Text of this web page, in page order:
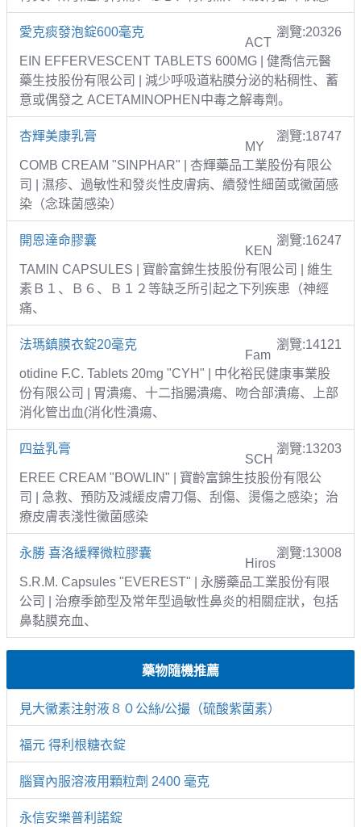
愛克痰發泡錠600毫克 瀏覽:20326
ACT
EIN EFFERVESCENT TABLETS 600MG | 健喬信元醫
藥生技股份有限公司 | 減少呼吸道粘膜分泌的粘稠性、蓄
意或偶發之 ACETAMINOPHEN中毒之解毒劑。
杏輝美康乳膏 瀏覽:18747
MY
COMB CREAM "SINPHAR" | 杏輝藥品工業股份有限公
司 | 濕疹、過敏性和發炎性皮膚病、續發性細菌或黴菌感
染（念珠菌感染）
開恩達命膠囊 瀏覽:16247
KEN
TAMIN CAPSULES | 寶齡富錦生技股份有限公司 | 維生
素Ｂ１、Ｂ６、Ｂ１２等缺乏所引起之下列疾患（神經
痛、
法瑪鎮膜衣錠20毫克 瀏覽:14121
Fam
otidine F.C. Tablets 20mg "CYH" | 中化裕民健康事業股
份有限公司 | 胃潰瘍、十二指腸潰瘍、吻合部潰瘍、上部
消化管出血(消化性潰瘍、
四益乳膏 瀏覽:13203
SCH
EREE CREAM "BOWLIN" | 寶齡富錦生技股份有限公
司 | 急救、預防及減緩皮膚刀傷、刮傷、燙傷之感染；治
療皮膚表淺性黴菌感染
永勝 喜洛緩釋微粒膠囊 瀏覽:13008
Hiros
S.R.M. Capsules "EVEREST" | 永勝藥品工業股份有限
公司 | 治療季節型及常年型過敏性鼻炎的相關症狀，包括
鼻黏膜充血、
藥物隨機推薦
見大黴素注射液８０公絲/公撮（硫酸紫菌素）
福元 得利根糖衣錠
腦寶內服溶液用顆粒劑 2400 毫克
永信安樂普利諾錠